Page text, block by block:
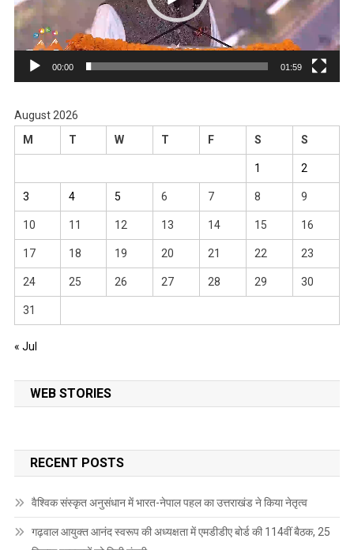
00:00 01:59
August 2026
M
T W T F S S
1 2
3 4 5 6 7 8 9
10 11 12 13 14 15 16
17 18 19 20 21 22 23
24 25 26 27 28 29 30
31
« Jul
WEB STORIES
RECENT POSTS
वैश्विक संस्कृत अनुसंधान में भारत-नेपाल पहल का उत्तराखंड ने किया नेतृत्व
गढ़वाल आयुक्त आनंद स्वरूप की अध्यक्षता में एमडीडीए बोर्ड की 114वीं बैठक, 25